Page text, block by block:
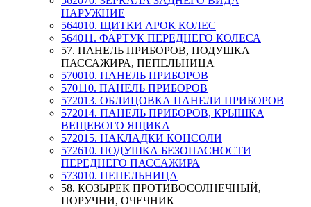
НАРУЖНИЕ
564010. ЩИТКИ АРОК КОЛЕС
564011. ФАРТУК ПЕРЕДНЕГО КОЛЕСА
57. ПАНЕЛЬ ПРИБОРОВ, ПОДУШКА
ПАССАЖИРА, ПЕПЕЛЬНИЦА
570010. ПАНЕЛЬ ПРИБОРОВ
570110. ПАНЕЛЬ ПРИБОРОВ
572013. ОБЛИЦОВКА ПАНЕЛИ ПРИБОРОВ
572014. ПАНЕЛЬ ПРИБОРОВ, КРЫШКА
ВЕЩЕВОГО ЯЩИКА
572015. НАКЛАДКИ КОНСОЛИ
572610. ПОДУШКА БЕЗОПАСНОСТИ
ПЕРЕДНЕГО ПАССАЖИРА
573010. ПЕПЕЛЬНИЦА
58. КОЗЫРЕК ПРОТИВОСОЛНЕЧНЫЙ,
ПОРУЧНИ, ОЧЕЧНИК